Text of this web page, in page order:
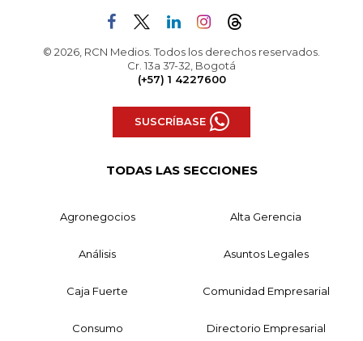
© 2026, RCN Medios. Todos los derechos reservados.
Cr. 13a 37-32, Bogotá
(+57) 1 4227600
SUSCRÍBASE
TODAS LAS SECCIONES
Agronegocios Alta Gerencia
Análisis Asuntos Legales
Caja Fuerte Comunidad Empresarial
Consumo Directorio Empresarial